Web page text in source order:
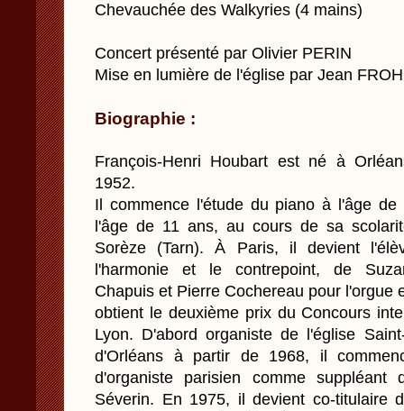
Chevauchée des Walkyries (4 mains)
Concert présenté par Olivier PERIN
Mise en lumière de l'église par Jean
Biographie :
François-Henri Houbart est né à
1952.
Il commence l'étude du piano à l'âge
l'âge de 11 ans, au cours de sa
Sorèze (Tarn). À Paris, il devient
l'harmonie et le contrepoint, de
Chapuis et Pierre Cochereau pour l'orgue
obtient le deuxième prix du Concours
Lyon. D'abord organiste de l'église
d'Orléans à partir de 1968, il
d'organiste parisien comme
Séverin. En 1975, il devient co-titulaire